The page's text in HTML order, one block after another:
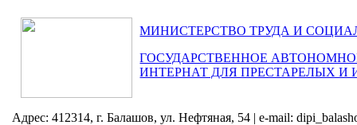
МИНИСТЕРСТВО ТРУДА И
ГОСУДАРСТВЕННОЕ
ИНТЕРНАТ ДЛЯ ПРЕСТАРЕЛЫХ И
Адрес: 412314, г. Балашов, ул. Нефтяная, 54 | e-mail: